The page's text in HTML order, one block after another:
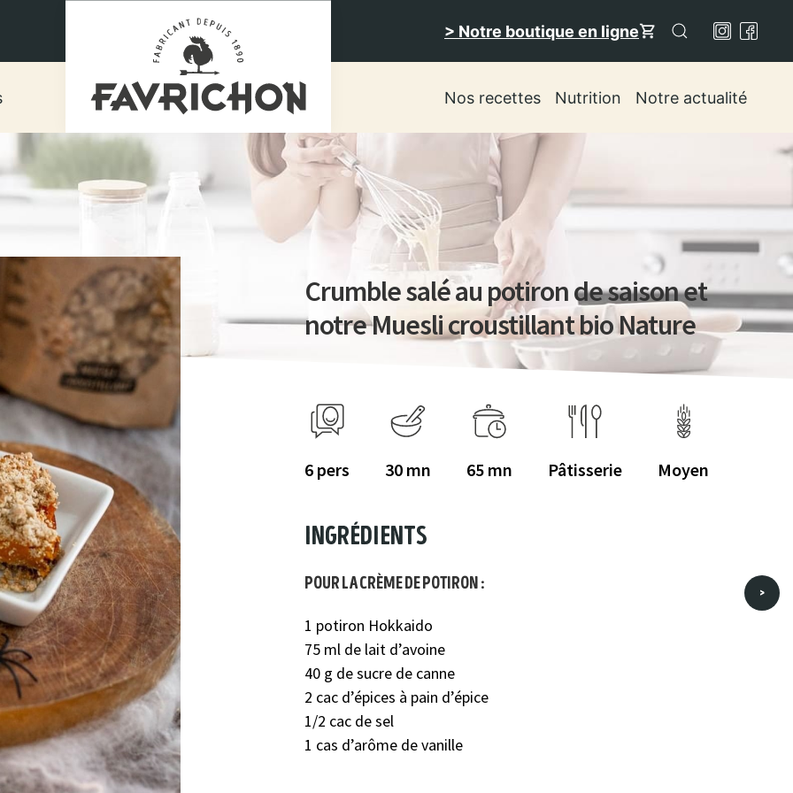
> Notre boutique en ligne
Nos recettes Nutrition Notre actualité
Crumble salé au potiron de saison et
notre Muesli croustillant bio Nature
6 30 65 Pâtisserie Moyen
ingrédients
pour la crème de potiron :
1 potiron Hokkaido
75 ml de lait d’avoine
40 g de sucre de canne
2 cac d’épices à pain d’épice
1/2 cac de sel
1 cas d’arôme de vanille
>